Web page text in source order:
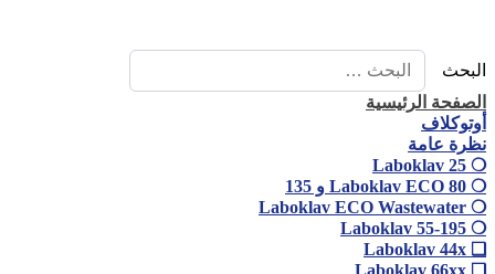
البحث
الصفحة الرئيسية
أوتوكلاف
نظرة عامة
❍ Laboklav 25
❍ Laboklav ECO 80 و 135
❍ Laboklav ECO Wastewater
❍ Laboklav 55-195
❏ Laboklav 44x
❏ Laboklav 66xx